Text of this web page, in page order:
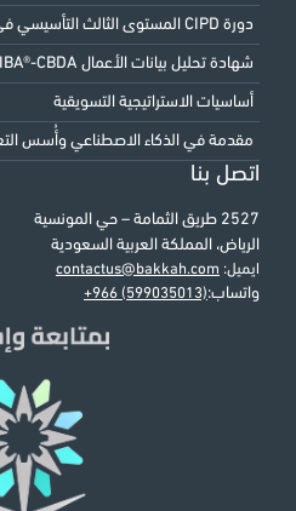
دورة CIPD المستوى الثالث التأسيسي في ممارسة شؤون الموظفين
شهادة تحليل بيانات الأعمال IIBA®-CBDA
أساسيات الاستراتيجية التسويقية
مقدمة في الذكاء الاصطناعي وأُسس
اتصل بنا
2527 طريق الثمامة – حي المونسية
الرياض، المملكة العربية السعودية
ايميل: contactus@bakkah.com
واتساب:+966 (599035013)